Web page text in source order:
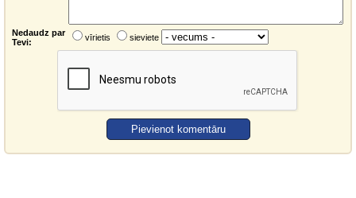
Nedaudz par
Tevi:
vīrietis sieviete